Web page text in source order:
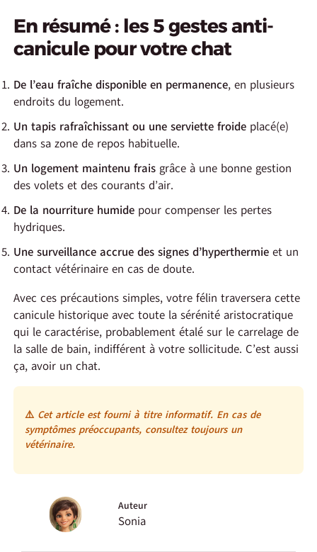
En résumé : les 5 gestes anti-
canicule pour votre chat
De l’eau fraîche disponible en permanence, en plusieurs
endroits du logement.
Un tapis rafraîchissant ou une serviette froide placé(e)
dans sa zone de repos habituelle.
Un logement maintenu frais grâce à une bonne gestion
des volets et des courants d’air.
De la nourriture humide pour compenser les pertes
hydriques.
Une surveillance accrue des signes d’hyperthermie et un
contact vétérinaire en cas de doute.
Avec ces précautions simples, votre félin traversera cette
canicule historique avec toute la sérénité aristocratique
qui le caractérise, probablement étalé sur le carrelage de
la salle de bain, indifférent à votre sollicitude. C’est aussi
ça, avoir un chat.
⚠️ Cet article est fourni à titre informatif. En cas de
symptômes préoccupants, consultez toujours un
vétérinaire.
Auteur
Sonia